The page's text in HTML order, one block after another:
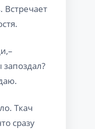
Встречает
запоздал?
Ткач
сразу